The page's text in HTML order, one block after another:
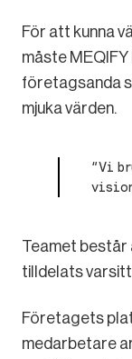
För att kunna
måste MEQIFY
företagsanda
mjuka värden.
“Vi
Teamet består
tilldelats
Företagets
medarbetare